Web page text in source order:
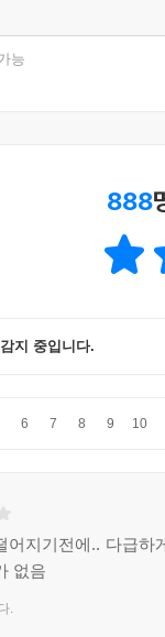
능
888
지 중입니다.
6 7 8 9 10
어지기전에.. 다급하
없음
.